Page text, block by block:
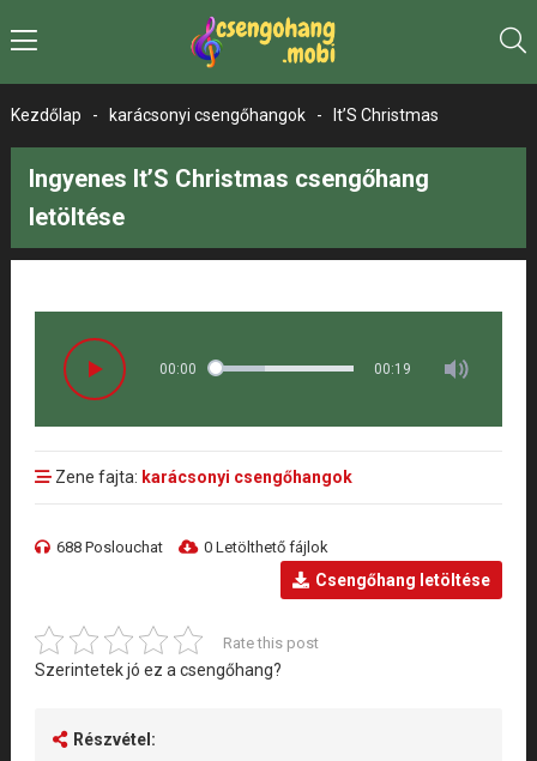
Kezdőlap - karácsonyi csengőhangok - It’S Christmas
Ingyenes It’S Christmas csengőhang
letöltése
00:00 00:19
Zene fajta: karácsonyi csengőhangok
688 Poslouchat 0 Letölthető fájlok
Csengőhang letöltése
Rate this post
Szerintetek jó ez a csengőhang?
Részvétel: